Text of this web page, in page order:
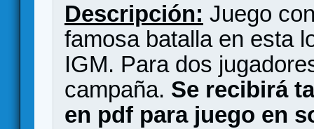
Descripción: Juego
famosa batalla en esta
IGM. Para dos
campaña. Se recibirá
en pdf para juego en